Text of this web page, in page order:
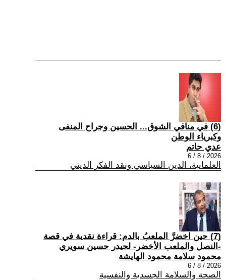
(6) في منافي الشوق... الحسين وجراح المنفى
وكبرياء الوطن
عدي حاتم
2026 / 8 / 6
العلمانية، الدين السياسي ونقد الفكر الديني
(7) حين اخضرَّ الملعبُ بالدم: قراءة نقدية في قصة
-النصل والملعب الأخضر- لحيدر حسين سويري
محمود سلامة محمود الهايشة
2026 / 8 / 6
الصحة والسلامة الجسدية والنفسية